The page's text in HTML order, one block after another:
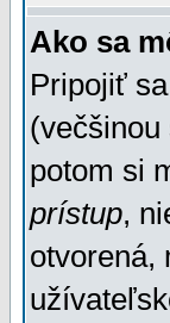
Ako sa
Pripojiť
potom si
prístup,
otvorená,